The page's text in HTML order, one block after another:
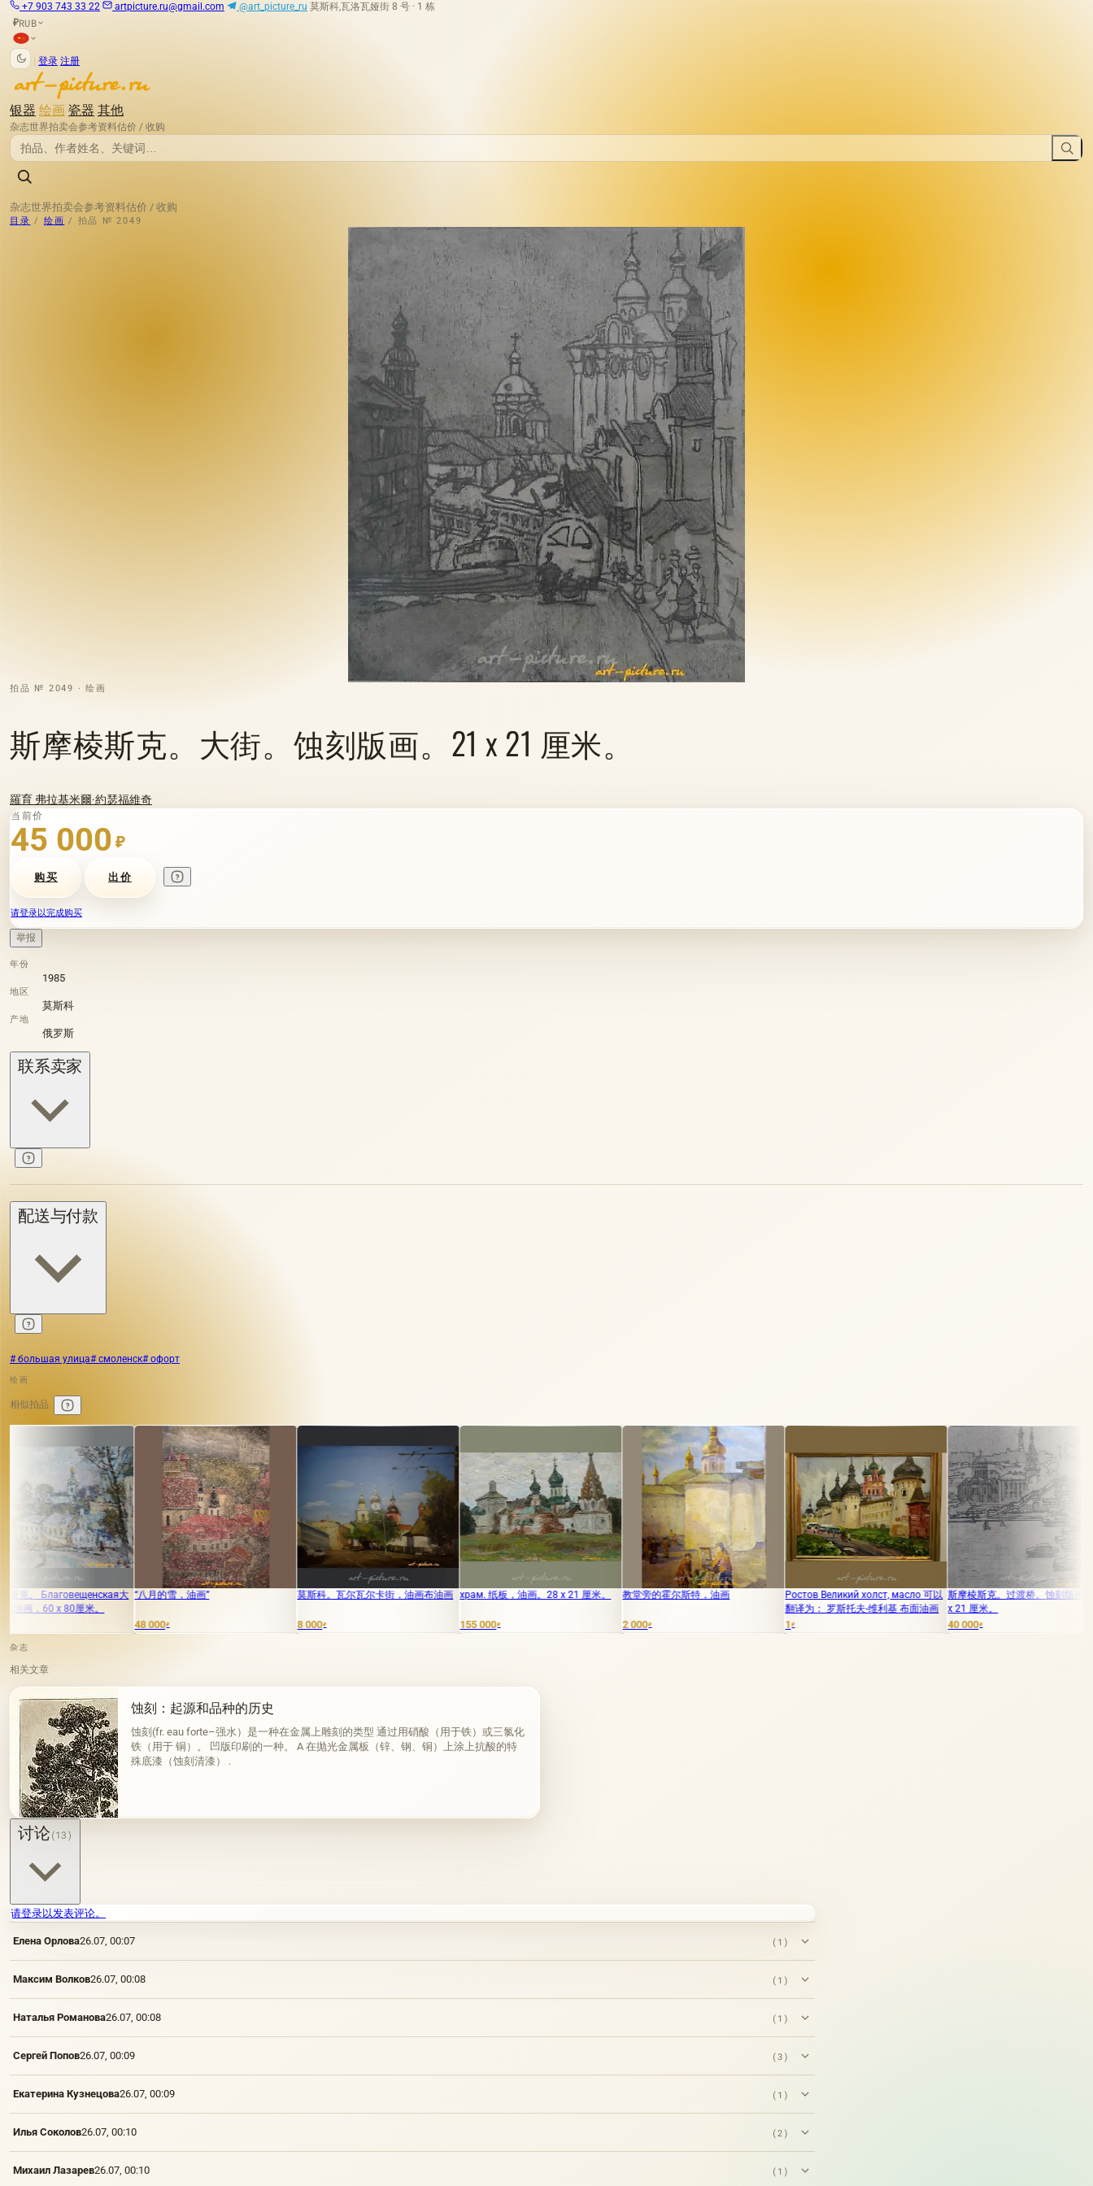
+7 903 743 33 22 artpicture.ru@gmail.com @art_picture_ru 莫斯科,瓦洛瓦娅街 8 号 · 1 栋
₽RUB
登录 注册
银器 绘画 瓷器 其他
杂志世界拍卖会参考资料估价 / 收购
杂志世界拍卖会参考资料估价 / 收购
目录 / 绘画 / 拍品 № 2049
拍品 № 2049 · 绘画
斯摩棱斯克。大街。蚀刻版画。21 x 21 厘米。
羅育 弗拉基米爾·約瑟福維奇
当前价
45 000 ₽
购买 出价
请登录以完成购买
举报
年份
1985
地区
莫斯科
产地
俄罗斯
联系卖家
配送与付款
# большая улица# смоленск# офорт
绘画
相似拍品
大 “八月的雪，油画” 莫斯科。瓦尔瓦尔卡街，油画布油画 храм. 纸板，油画。28 x 21 厘米。 教堂旁的霍尔斯特，油画
Ростов Великий холст, масло 可以
翻译为： 罗斯托夫-维利基 布面油画
斯摩棱斯克。过渡桥。蚀刻版画。21
x 21 厘米。
阳光明媚的日
杂志
相关文章
蚀刻：起源和品种的历史
蚀刻(fr. eau forte–强水）是一种在金属上雕刻的类型 通过用硝酸（用于铁）或三氯化
铁（用于 铜）。 凹版印刷的一种。 A 在抛光金属板（锌、钢、铜）上涂上抗酸的特
殊底漆（蚀刻清漆） .
讨论(13)
请登录以发表评论。
Елена Орлова26.07, 00:07 (1)
Максим Волков26.07, 00:08 (1)
Наталья Романова26.07, 00:08 (1)
Сергей Попов26.07, 00:09 (3)
Екатерина Кузнецова26.07, 00:09 (1)
Илья Соколов26.07, 00:10 (2)
Михаил Лазарев26.07, 00:10 (1)